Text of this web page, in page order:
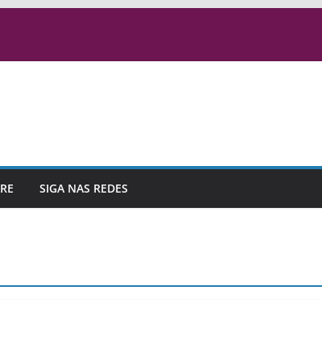
SIGA NAS REDES